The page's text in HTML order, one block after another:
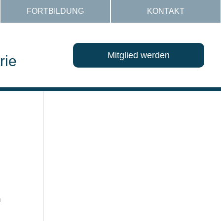
FORTBILDUNG KONTAKT
Mitglied werden